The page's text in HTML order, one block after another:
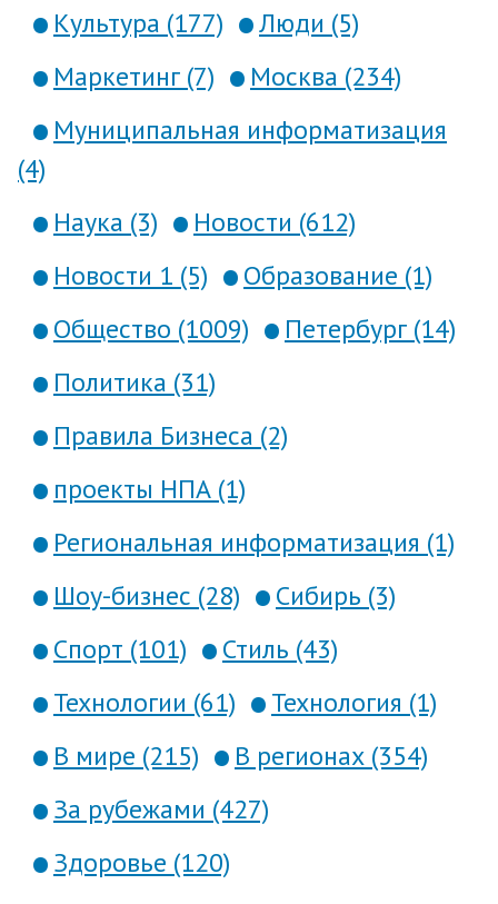
Культура (177)
Люди (5)
Маркетинг (7)
Москва (234)
Муниципальная информатизация
(4)
Наука (3)
Новости (612)
Новости 1 (5)
Образование (1)
Общество (1009)
Петербург (14)
Политика (31)
Правила Бизнеса (2)
проекты НПА (1)
Региональная информатизация (1)
Шоу-бизнес (28)
Сибирь (3)
Спорт (101)
Стиль (43)
Технологии (61)
Технология (1)
В мире (215)
В регионах (354)
За рубежами (427)
Здоровье (120)